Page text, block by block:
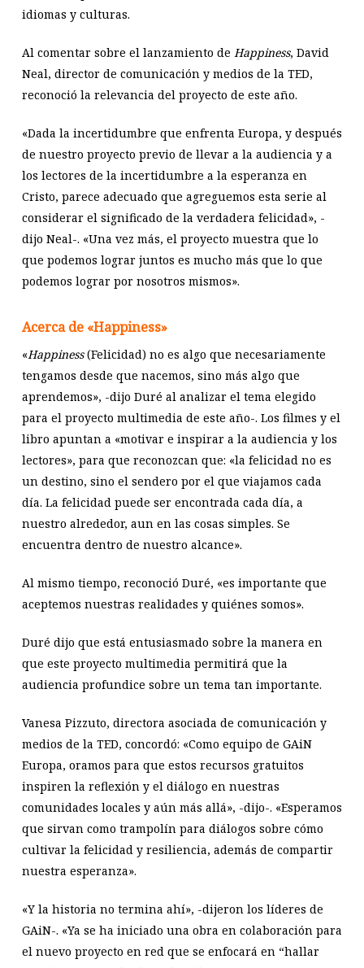
idiomas y culturas.
Al comentar sobre el lanzamiento de Happiness, David
Neal, director de comunicación y medios de la TED,
reconoció la relevancia del proyecto de este año.
«Dada la incertidumbre que enfrenta Europa, y después
de nuestro proyecto previo de llevar a la audiencia y a
los lectores de la incertidumbre a la esperanza en
Cristo, parece adecuado que agreguemos esta serie al
considerar el significado de la verdadera felicidad», -
dijo Neal-. «Una vez más, el proyecto muestra que lo
que podemos lograr juntos es mucho más que lo que
podemos lograr por nosotros mismos».
Acerca de «Happiness»
«Happiness(Felicidad) no es algo que necesariamente
tengamos desde que nacemos, sino más algo que
aprendemos», -dijo Duré al analizar el tema elegido
para el proyecto multimedia de este año-. Los filmes y el
libro apuntan a «motivar e inspirar a la audiencia y los
lectores», para que reconozcan que: «la felicidad no es
un destino, sino el sendero por el que viajamos cada
día. La felicidad puede ser encontrada cada día, a
nuestro alrededor, aun en las cosas simples. Se
encuentra dentro de nuestro alcance».
Al mismo tiempo, reconoció Duré, «es importante que
aceptemos nuestras realidades y quiénes somos».
Duré dijo que está entusiasmado sobre la manera en
que este proyecto multimedia permitirá que la
audiencia profundice sobre un tema tan importante.
Vanesa Pizzuto, directora asociada de comunicación y
medios de la TED, concordó: «Como equipo de GAiN
Europa, oramos para que estos recursos gratuitos
inspiren la reflexión y el diálogo en nuestras
comunidades locales y aún más allá», -dijo-. «Esperamos
que sirvan como trampolín para diálogos sobre cómo
cultivar la felicidad y resiliencia, además de compartir
nuestra esperanza».
«Y la historia no termina ahí», -dijeron los líderes de
GAiN-. «Ya se ha iniciado una obra en colaboración para
el nuevo proyecto en red que se enfocará en “hallar